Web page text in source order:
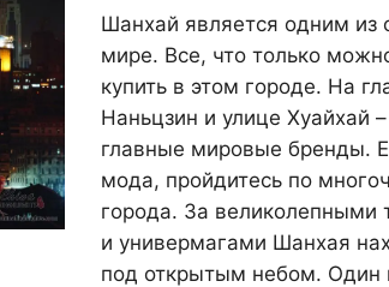
Шанхай является одним
мире. Все, что только
купить в этом городе. На
Наньцзин и улице Хуайхай
главные мировые бренды.
мода, пройдитесь по
города. За великолепными
и универмагами Шанхая
под открытым небом. Один